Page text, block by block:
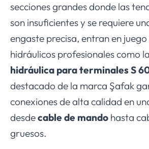
secciones grandes donde las
son insuficientes y se requiere
engaste precisa, entran en
hidráulicos profesionales como la
hidráulica para terminales S
destacado de la marca Şafak
conexiones de alta calidad en
desdecable de mando hasta
gruesos.